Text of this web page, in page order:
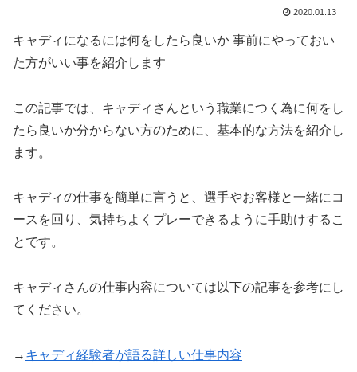
2020.01.13
キャディになるには何をしたら良いか 事前にやっておい
た方がいい事を紹介します
この記事では、 キャディさんという職業につく為に何をし
たら良いか分からない方のために、基本的な方法を紹介し
ます。
キャディの仕事を簡単に言うと、 選手やお客様と一緒にコ
ースを回り、 気持ちよくプレーできるように手助けするこ
とです。
キャディさんの仕事内容については以下の記事を参考にし
てくださ い。
→ キャディ経験者が語る詳しい仕事内容